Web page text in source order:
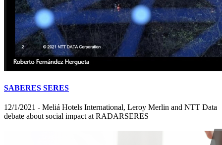
SABERES SERES
12/1/2021 - Meliá Hotels International, Leroy Merlin and NTT Data
debate about social impact at RADARSERES